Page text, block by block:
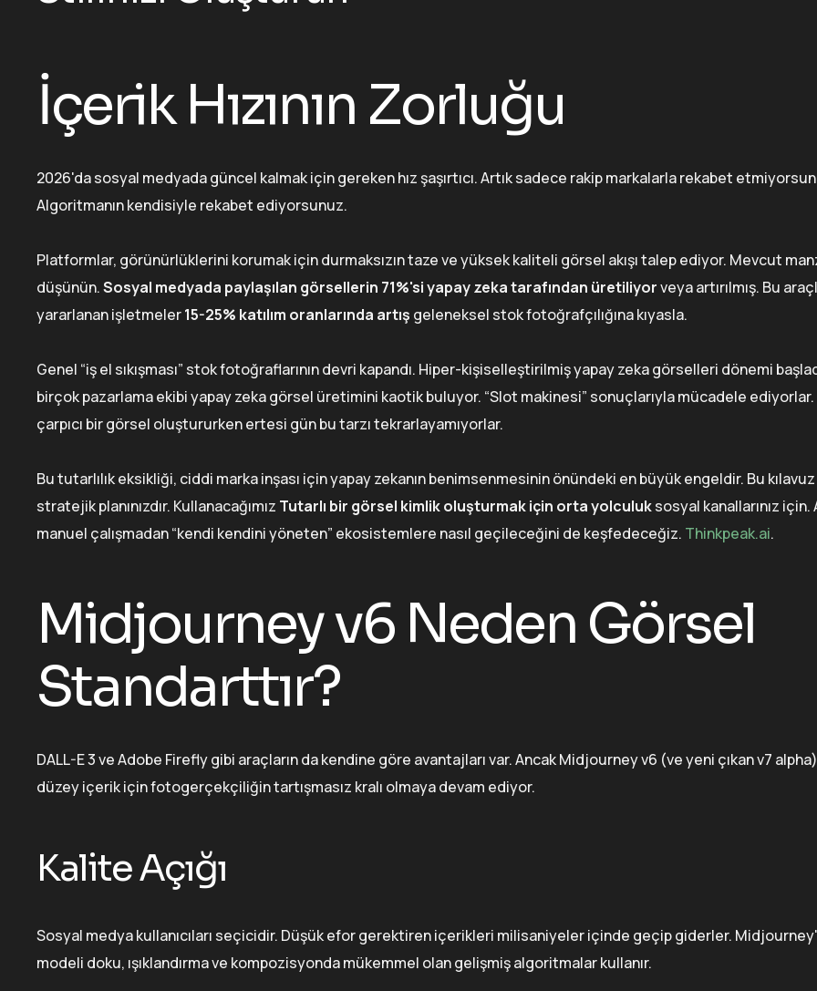
İçerik Hızının Zorluğu
2026'da sosyal medyada güncel kalmak için gereken hız şaşırtıcı. Artık sadece rakip markalarla rekabet
Algoritmanın kendisiyle rekabet ediyorsunuz.
Platformlar, görünürlüklerini korumak için durmaksızın taze ve yüksek kaliteli görsel akışı talep ediyor. Mevcut
düşünün.Sosyal medyada paylaşılan görsellerin 71%'si yapay zeka tarafından üretiliyorveya artırılmış. Bu
yararlanan işletmeler15-25% katılım oranlarında artış geleneksel stok fotoğrafçılığına kıyasla.
Genel “iş el sıkışması” stok fotoğraflarının devri kapandı. Hiper-kişiselleştirilmiş yapay zeka görselleri dönemi
birçok pazarlama ekibi yapay zeka görsel üretimini kaotik buluyor. “Slot makinesi” sonuçlarıyla mücadele ediyorlar.
çarpıcı bir görsel oluştururken ertesi gün bu tarzı tekrarlayamıyorlar.
Bu tutarlılık eksikliği, ciddi marka inşası için yapay zekanın benimsenmesinin önündeki en büyük engeldir. Bu
stratejik planınızdır. Kullanacağımız Tutarlı bir görsel kimlik oluşturmak için orta yolculuksosyal kanallarınız için.
manuel çalışmadan “kendi kendini yöneten” ekosistemlere nasıl geçileceğini de keşfedeceğiz. Thinkpeak.ai.
Midjourney v6 Neden Görsel
Standarttır?
DALL-E 3 ve Adobe Firefly gibi araçların da kendine göre avantajları var. Ancak Midjourney v6 (ve yeni çıkan v7
düzey içerik için fotogerçekçiliğin tartışmasız kralı olmaya devam ediyor.
Kalite Açığı
Sosyal medya kullanıcıları seçicidir. Düşük efor gerektiren içerikleri milisaniyeler içinde geçip giderler.
modeli doku, ışıklandırma ve kompozisyonda mükemmel olan gelişmiş algoritmalar kullanır.